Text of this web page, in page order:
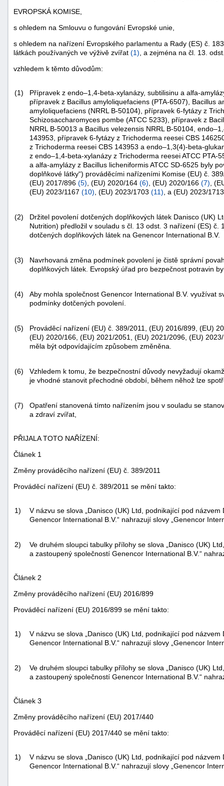
EVROPSKÁ KOMISE,
s ohledem na Smlouvu o fungování Evropské unie,
s ohledem na nařízení Evropského parlamentu a Rady (ES) č.
látkách používaných ve výživě zvířat (1) , a zejména na čl. 13.
vzhledem k těmto důvodům:
(1)
Přípravek z endo–1,4-beta-xylanázy, subtilisinu a alfa-
přípravek z Bacillus amyloliquefaciens (PTA-6507), Bacillus
amyloliquefaciens (NRRL B-50104), přípravek 6-fytázy z
Schizosaccharomyces pombe (ATCC 5233), přípravek z
NRRL B-50013 a Bacillus velezensis NRRL B-50104,
143953, přípravek 6-fytázy z Trichoderma reesei CBS
z Trichoderma reesei CBS 143953 a endo–1,3(4)-beta-
z endo–1,4-beta-xylanázy z Trichoderma reeseiATCC PTA-
a alfa-amylázy z Bacillus licheniformisATCC SD-6525 byly
doplňkové látky“) prováděcími nařízeními Komise (EU) č.
(EU) 2017/896 (5) , (EU) 2020/164 (6) , (EU) 2020/166 (7) ,
(EU) 2023/1167 (10) , (EU) 2023/1703 (11) , a (EU) 2023/
(2)
Držitel povolení dotčených doplňkových látek Danisco (UK)
Nutrition) předložil v souladu s čl. 13 odst. 3 nařízení (ES)
dotčených doplňkových látek na Genencor International B.V.
(3)
Navrhovaná změna podmínek povolení je čistě správní
doplňkových látek. Evropský úřad pro bezpečnost potravin
(4)
Aby mohla společnost Genencor International B.V. využívat
podmínky dotčených povolení.
(5)
Prováděcí nařízení (EU) č. 389/2011, (EU) 2016/899, (EU)
(EU) 2020/166, (EU) 2021/2051, (EU) 2021/2096, (EU)
měla být odpovídajícím způsobem změněna.
(6)
Vzhledem k tomu, že bezpečnostní důvody nevyžadují
je vhodné stanovit přechodné období, během něhož lze
(7)
Opatření stanovená tímto nařízením jsou v souladu se
a zdraví zvířat,
PŘIJALA TOTO NAŘÍZENÍ:
Článek 1
Změny prováděcího nařízení (EU) č. 389/2011
Prováděcí nařízení (EU) č. 389/2011 se mění takto:
1)
V názvu se slova „Danisco (UK) Ltd, podnikající pod
Genencor International B.V.“ nahrazují slovy „Genencor
2)
Ve druhém sloupci tabulky přílohy se slova „Danisco (UK)
a zastoupený společností Genencor International B.V.“
Článek 2
Změny prováděcího nařízení (EU) 2016/899
Prováděcí nařízení (EU) 2016/899 se mění takto:
1)
V názvu se slova „Danisco (UK) Ltd, podnikající pod
Genencor International B.V.“ nahrazují slovy „Genencor
2)
Ve druhém sloupci tabulky přílohy se slova „Danisco (UK)
a zastoupený společností Genencor International B.V.“
Článek 3
Změny prováděcího nařízení (EU) 2017/440
Prováděcí nařízení (EU) 2017/440 se mění takto:
1)
V názvu se slova „Danisco (UK) Ltd, podnikající pod
Genencor International B.V.“ nahrazují slovy „Genencor
+náhrady
-
náhrady
"náhradě